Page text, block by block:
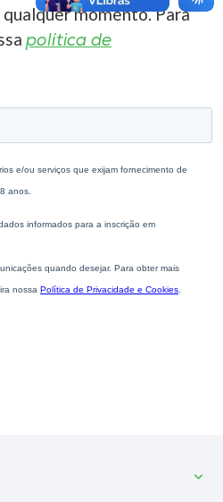
momento. Para
política de